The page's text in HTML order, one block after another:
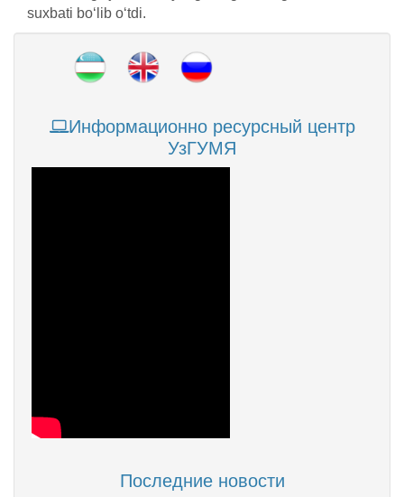
suxbati bo‘lib o‘tdi.
Информационно ресурсный центр
УзГУМЯ
Последние новости